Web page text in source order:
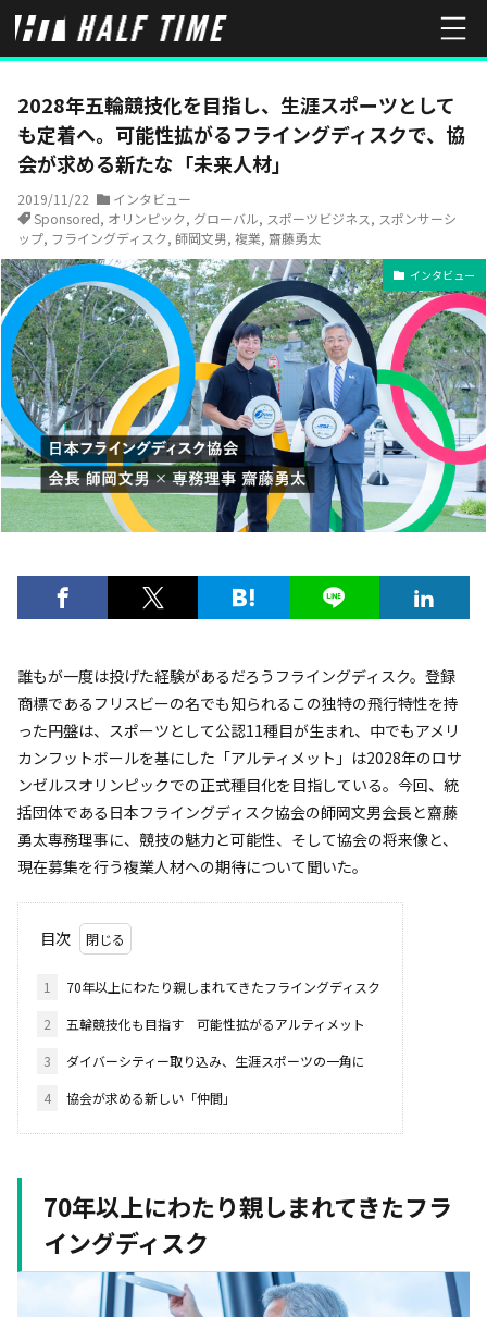
HOME インタビュー 2028年五輪競技化を目指し、生涯スポーツと
2028年五輪競技化を目指し、生涯スポーツとして
も定着へ――。可能性拡がるフライングディスクで、協
会が求める新たな「未来人材」
2019/11/22
インタビュー
Sponsored, オリンピック, グローバル, スポーツビジネス, スポンサーシ
ップ, フライングディスク, 師岡文男, 複業, 齋藤勇太
インタビュー
誰もが一度は投げた経験があるだろうフライングディスク。登録
商標であるフリスビーの名でも知られるこの独特の飛行特性を持
った円盤は、スポーツとして公認11種目が生まれ、中でもアメリ
カンフットボールを基にした「アルティメット」は2028年のロサ
ンゼルスオリンピックでの正式種目化を目指している。今回、統
括団体である日本フライングディスク協会の師岡文男会長と齋藤
勇太専務理事に、競技の魅力と可能性、そして協会の将来像と、
現在募集を行う複業人材への期待について聞いた。
目次
1
70年以上にわたり親しまれてきたフライングディスク
2
五輪競技化も目指す 可能性拡がるアルティメット
3
ダイバーシティー取り込み、生涯スポーツの一角に
4
協会が求める新しい「仲間」
70年以上にわたり親しまれてきたフラ
イングディスク